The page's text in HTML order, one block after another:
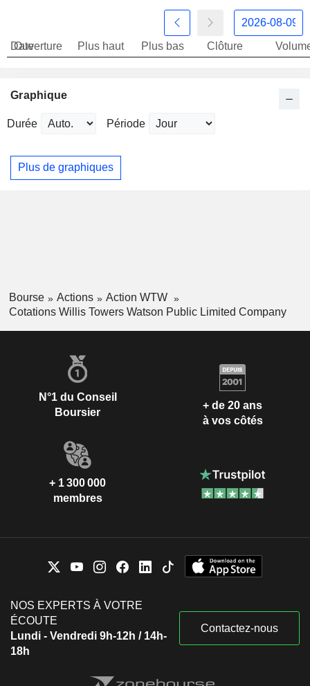
Date
Ouverture Plus haut Plus bas Clôture
Graphique
Durée Période
Plus de graphiques
Bourse Actions
Action WTW
Cotations Willis Towers Watson Public Limited Company
N°1 du Conseil
Boursier
+ de 20 ans
à vos côtés
+ 1 300 000
membres
NOS EXPERTS À VOTRE
ÉCOUTE
Lundi - Vendredi 9h-12h / 14h-
18h
Contactez-nous